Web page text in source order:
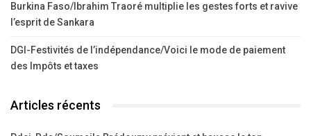
Burkina Faso/Ibrahim Traoré multiplie les gestes forts et ravive
l’esprit de Sankara
DGI-Festivités de l’indépendance/Voici le mode de paiement
des Impôts et taxes
Articles récents